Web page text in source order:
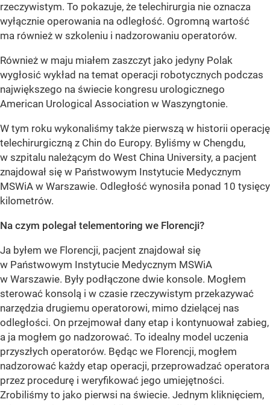
rzeczywistym. To pokazuje, że telechirurgia nie oznacza
wyłącznie operowania na odległość. Ogromną wartość
ma również w szkoleniu i nadzorowaniu operatorów.
Również w maju miałem zaszczyt jako jedyny Polak
wygłosić wykład na temat operacji robotycznych podczas
największego na świecie kongresu urologicznego
American Urological Association w Waszyngtonie.
W tym roku wykonaliśmy także pierwszą w historii operację
telechirurgiczną z Chin do Europy. Byliśmy w Chengdu,
w szpitalu należącym do West China University, a pacjent
znajdował się w Państwowym Instytucie Medycznym
MSWiA w Warszawie. Odległość wynosiła ponad 10 tysięcy
kilometrów.
Na czym polegał telementoring we Florencji?
Ja byłem we Florencji, pacjent znajdował się
w Państwowym Instytucie Medycznym MSWiA
w Warszawie. Były podłączone dwie konsole. Mogłem
sterować konsolą i w czasie rzeczywistym przekazywać
narzędzia drugiemu operatorowi, mimo dzielącej nas
odległości. On przejmował dany etap i kontynuował zabieg,
a ja mogłem go nadzorować. To idealny model uczenia
przyszłych operatorów. Będąc we Florencji, mogłem
nadzorować każdy etap operacji, przeprowadzać operatora
przez procedurę i weryfikować jego umiejętności.
Zrobiliśmy to jako pierwsi na świecie. Jednym kliknięciem,